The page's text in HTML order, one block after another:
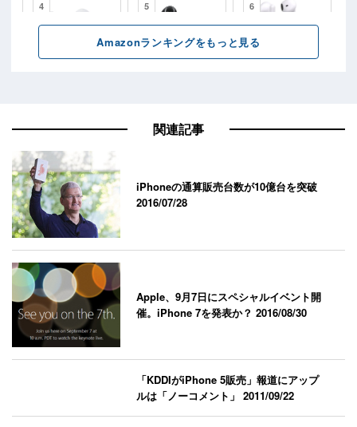
関連記事
iPhoneの通算販売台数が10億台を突破
2016/07/28
Apple、9月7日にスペシャルイベント開
催。iPhone 7を発表か？2016/08/30
「KDDIがiPhone 5販売」報道にアップ
ルは「ノーコメント」2011/09/22